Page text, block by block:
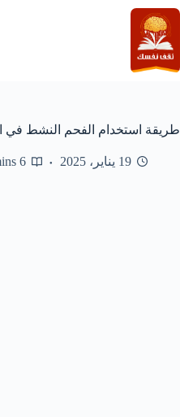
التجاوز
إلى
المحتوى
طريقة استخدام الفحم النشط
19 يناير، 2025 6 mins